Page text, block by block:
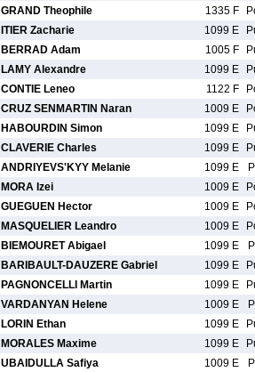
GRAND Theophile 1335 F
ITIER Zacharie 1099 E
BERRAD Adam 1005 F
LAMY Alexandre 1099 E
CONTIE Leneo 1122 F
CRUZ SENMARTIN Naran 1009 E
HABOURDIN Simon 1099 E
CLAVERIE Charles 1099 E
ANDRIYEVS'KYY Melanie 1099 E
MORA Izei 1009 E
GUEGUEN Hector 1009 E
MASQUELIER Leandro 1009 E
BIEMOURET Abigael 1099 E
BARIBAULT-DAUZERE Gabriel 1099 E
PAGNONCELLI Martin 1099 E
VARDANYAN Helene 1009 E
LORIN Ethan 1099 E
MORALES Maxime 1099 E
UBAIDULLA Safiya 1009 E